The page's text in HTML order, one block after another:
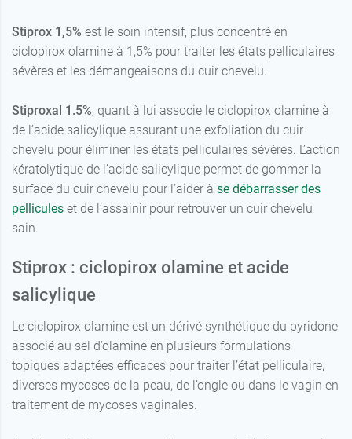
Stiprox 1,5% est le soin intensif, plus concentré en
ciclopirox olamine à 1,5% pour traiter les états pelliculaires
sévères et les démangeaisons du cuir chevelu.
Stiproxal 1.5%, quant à lui associe le ciclopirox olamine à
de l’acide salicylique assurant une exfoliation du cuir
chevelu pour éliminer les états pelliculaires sévères. L’action
kératolytique de l’acide salicylique permet de gommer la
surface du cuir chevelu pour l’aider à se débarrasser des
pellicules et de l’assainir pour retrouver un cuir chevelu
sain.
Stiprox : ciclopirox olamine et acide
salicylique
Le ciclopirox olamine est un dérivé synthétique du pyridone
associé au sel d’olamine en plusieurs formulations
topiques adaptées efficaces pour traiter l’état pelliculaire,
diverses mycoses de la peau, de l’ongle ou dans le vagin en
traitement de mycoses vaginales.